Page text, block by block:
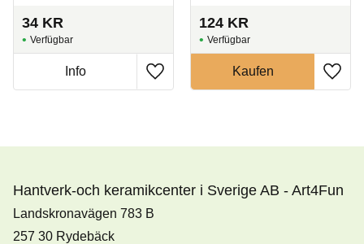
34 KR 124 KR
Hantverk-och keramikcenter i Sverige AB - Art4Fun
Landskronavägen 783 B
257 30 Rydebäck